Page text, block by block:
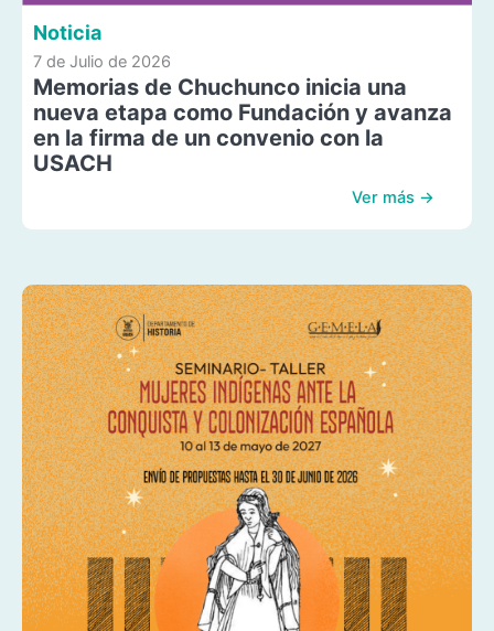
Noticia
7 de Julio de 2026
Memorias de Chuchunco inicia una
nueva etapa como Fundación y avanza
en la firma de un convenio con la
USACH
Ver más →